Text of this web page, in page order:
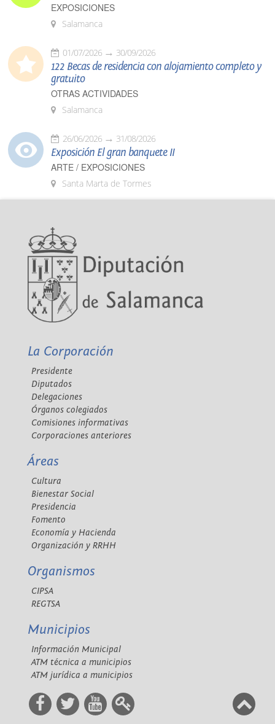
EXPOSICIONES
Salamanca
01/07/2026 30/09/2026
122 Becas de residencia con alojamiento completo y
gratuito
OTRAS ACTIVIDADES
Salamanca
26/06/2026 31/08/2026
Exposición El gran banquete II
ARTE / EXPOSICIONES
Santa Marta de Tormes
La Corporación
Presidente
Diputados
Delegaciones
Órganos colegiados
Comisiones informativas
Corporaciones anteriores
Áreas
Cultura
Bienestar Social
Presidencia
Fomento
Economía y Hacienda
Organización y RRHH
Organismos
CIPSA
REGTSA
Municipios
Información Municipal
ATM técnica a municipios
ATM jurídica a municipios